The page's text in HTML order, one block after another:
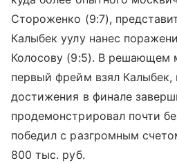
Стороженко (9:7),
Калыбек уулу нанес
Колосову (9:5). В решающем
первый фрейм взял Калыбек,
достижения в финале
продемонстрировал почти
победил с разгромным
800 тыс. руб.